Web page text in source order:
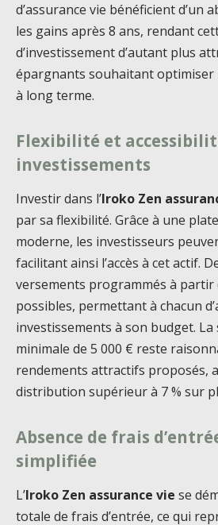
d’assurance vie bénéficient d’un
les gains après 8 ans, rendant
d’investissement d’autant plus
épargnants souhaitant optimiser
à long terme.
Flexibilité et
investissements
Investir dans l’Iroko Zen
par sa flexibilité. Grâce à une
moderne, les investisseurs
facilitant ainsi l’accès à cet actif.
versements programmés à partir
possibles, permettant à chacun
investissements à son budget.
minimale de 5 000 € reste
rendements attractifs proposés,
distribution supérieur à 7 % sur
Absence de frais
simplifiée
L’Iroko Zen assurance vie se
totale de frais d’entrée, ce qui